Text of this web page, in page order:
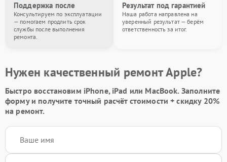
Поддержка после
Консультируем по эксплуатации
— помогаем продлить срок
службы после выполнения
ремонта.
Результат под гарантией
Наша работа направлена на
уверенный результат — берём
ответственность за итог.
Нужен качественный ремонт Apple?
Быстро восстановим iPhone, iPad или MacBook. Заполните
формуи получите точный расчёт стоимости +скидку 20%
на ремонт.